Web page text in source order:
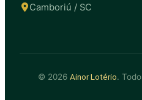
Camboriú / SC
© 2026 Ainor Lotério.